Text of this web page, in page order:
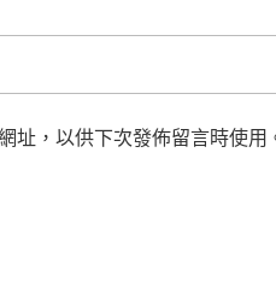
址，以供下次發佈留言時使用